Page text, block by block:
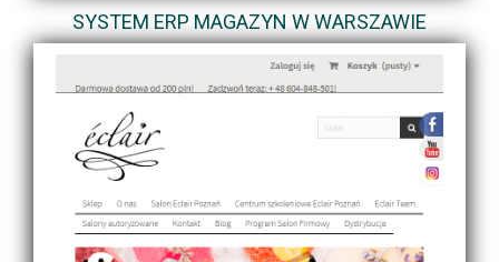
SYSTEM ERP MAGAZYN W WARSZAWIE